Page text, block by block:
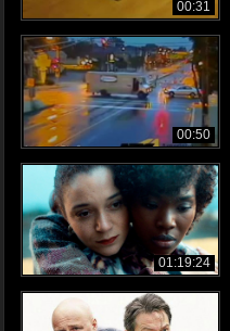
00:31
00:50
01:19:24